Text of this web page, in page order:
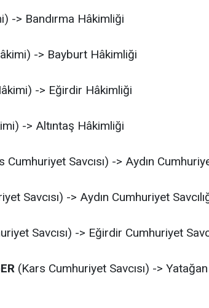
-> Bandırma Hâkimliği
-> Bayburt Hâkimliği
-> Eğirdir Hâkimliği
-> Altıntaş Hâkimliği
Cumhuriyet Savcısı) -> Aydın
Savcısı) -> Aydın Cumhuriyet
Savcısı) -> Eğirdir Cumhuriyet
(Kars Cumhuriyet Savcısı) ->